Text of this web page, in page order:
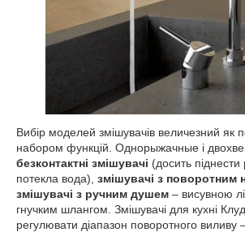
Вибір моделей змішувачів величезний як
набором функцій. Однорыжачные і
безконтактні змішувачі (досить
потекла вода), змішувачі з поворотним
змішувачі з ручним душем – висувною
гнучким шлангом. Змішувачі для кухні
регулювати діапазон поворотного виливу